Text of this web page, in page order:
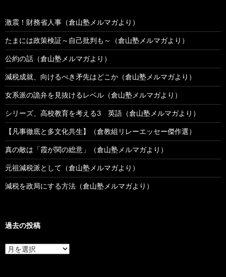
激震！財務省人事（倉山塾メルマガより）
たまには政策検証～自己批判も～（倉山塾メルマガより）
公約の話（倉山塾メルマガより）
減税成就、向けるべき矛先はどこか（倉山塾メルマガより）
女系派の詭弁を見抜けるレベル（倉山塾メルマガより）
シリーズ、高校教育を考える3 英語（倉山塾メルマガより）
【凡事徹底と多文化共生】（倉教組リレーエッセー傑作選）
真の敵は「霞が関の総意」（倉山塾メルマガより）
元祖減税派として（倉山塾メルマガより）
減税を政局にする方法（倉山塾メルマガより）
過去の投稿
過
去